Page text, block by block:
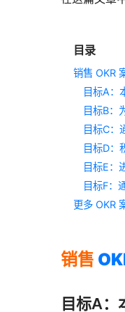
目录
销售 OKR
目标A：
目标B：
目标C：
目标D：
目标E：
目标F：
更多 OKR
销售
目标A